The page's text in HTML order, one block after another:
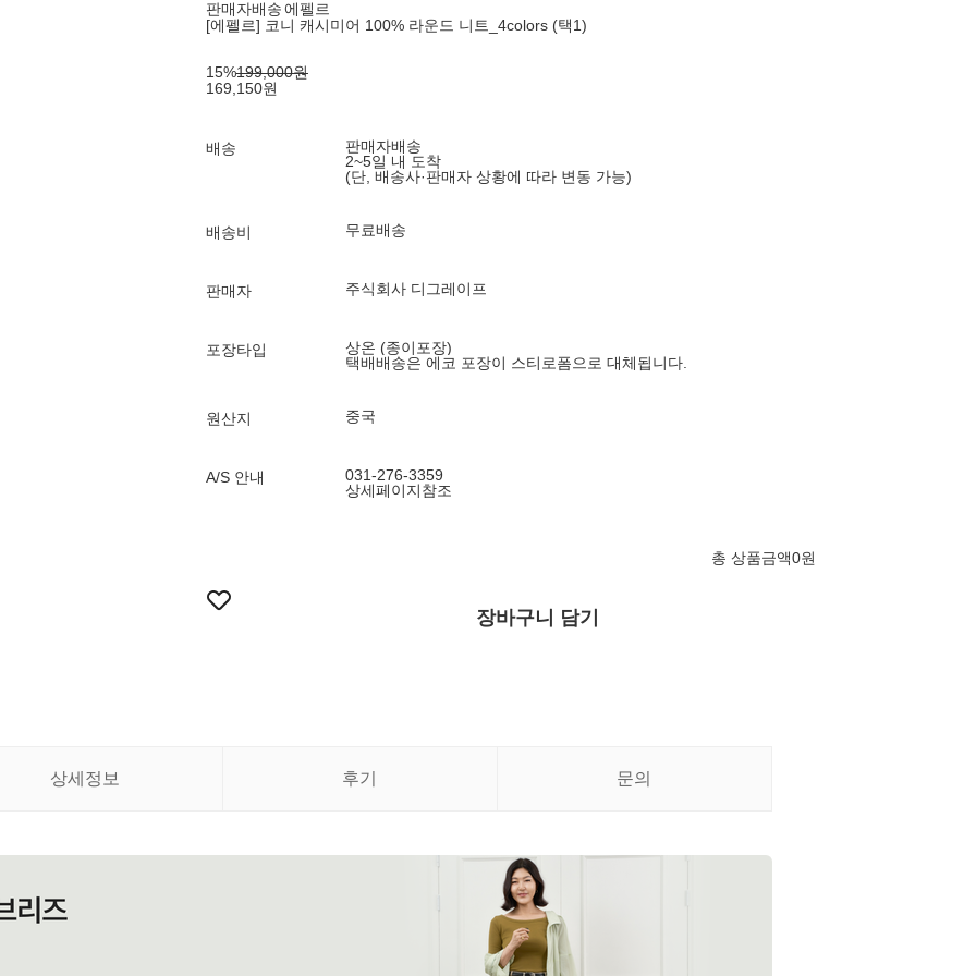
판매자배송에펠르
[에펠르] 코니 캐시미어 100% 라운드 니트_4colors (택1)
15%199,000원
169,150원
배송
판매자배송
2~5일 내 도착
(단, 배송사·판매자 상황에 따라 변동 가능)
배송비 무료배송
판매자 주식회사 디그레이프
포장타입
상온 (종이포장)
택배배송은 에코 포장이 스티로폼으로 대체됩니다.
원산지 중국
A/S 안내
031-276-3359
상세페이지참조
총 상품금액0원
장바구니 담기
상세정보 후기 문의